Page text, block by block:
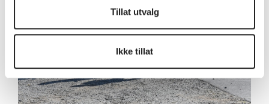
Tillat utvalg
Ikke tillat